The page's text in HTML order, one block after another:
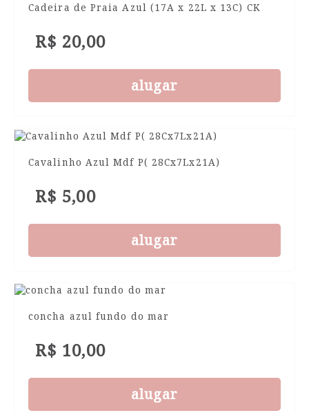
Cadeira de Praia Azul (17A x 22L x 13C) CK
R$ 20,00
alugar
Cavalinho Azul Mdf P( 28Cx7Lx21A)
R$ 5,00
alugar
concha azul fundo do mar
R$ 10,00
alugar